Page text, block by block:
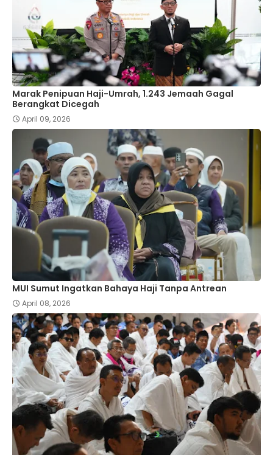
Marak Penipuan Haji-Umrah, 1.243 Jemaah Gagal
Berangkat Dicegah
April 09, 2026
MUI Sumut Ingatkan Bahaya Haji Tanpa Antrean
April 08, 2026